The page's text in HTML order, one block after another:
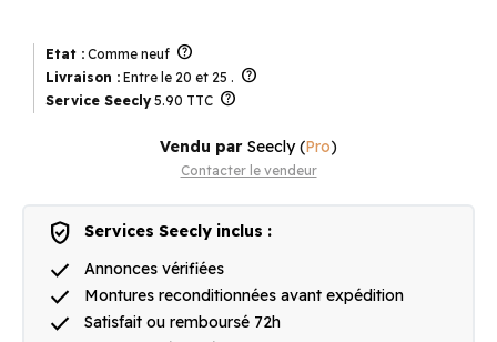
Etat : Comme neuf help
Livraison : Entre le 20 et 25 . help
Service Seecly 5.90 TTC help
Vendu par Seecly(Pro)
Contacter le vendeur
verified_user Services Seecly inclus :
done Annonces vérifiées
done Montures reconditionnées avant expédition
done Satisfait ou remboursé 72h